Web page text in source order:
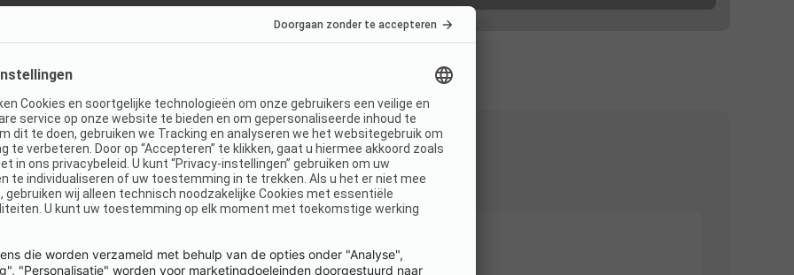
(3)
Staanplaats